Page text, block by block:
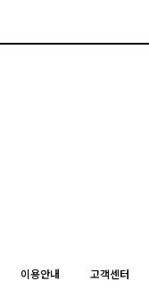
이용안내 고객센터